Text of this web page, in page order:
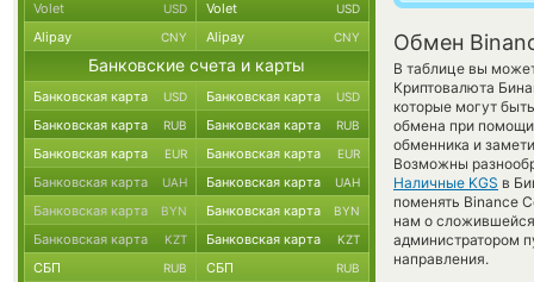
Обмен
В таблице вы
Криптовалюта
которые могут
обмена при
обменника и
Возможны
Наличные KGS в
поменять Binance
нам о
администратором
направления.
Volet USD Volet USD
Alipay CNY Alipay CNY
Банковские счета и карты
Банковская карта USD Банковская карта USD
Банковская карта RUB Банковская карта RUB
Банковская карта EUR Банковская карта EUR
Банковская карта UAH Банковская карта UAH
Банковская карта BYN Банковская карта BYN
Банковская карта KZT Банковская карта KZT
СБП RUB СБП RUB